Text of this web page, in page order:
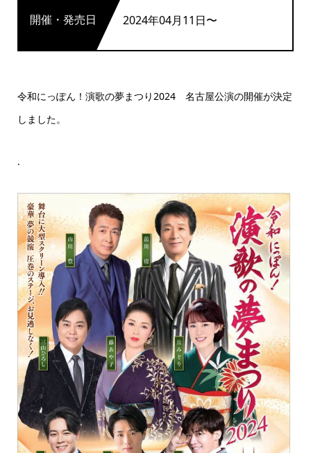
開催・発売日 2024年04月11日〜
令和にっぽん！演歌の夢まつり2024 名古屋公演の開催が決定
しました。
.